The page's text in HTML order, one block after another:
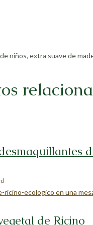
niños, extra suave de
de Ricino